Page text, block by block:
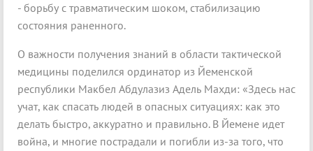
- борьбу с травматическим шоком, стабилизацию
состояния раненного.
О важности получения знаний в области тактической
медицины поделился ординатор из Йеменской
республики Макбел Абдулазиз Адель Махди: «Здесь нас
учат, как спасать людей в опасных ситуациях: как это
делать быстро, аккуратно и правильно. В Йемене идет
война, и многие пострадали и погибли из-за того, что